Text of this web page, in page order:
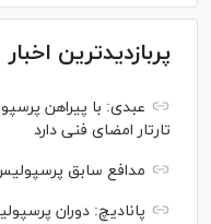
پربازدیدترین اخبار
عبدی: با پیراهن
تارتار امضای فنی دارد
مدافع سابق
پانادیچ: دوران